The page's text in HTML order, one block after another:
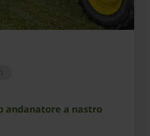
andanatore a nastro